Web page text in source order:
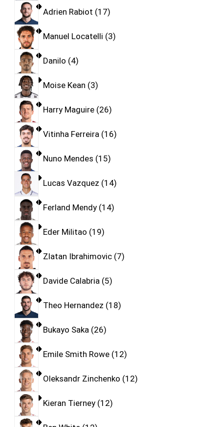
Adrien Rabiot 17
Manuel Locatelli 3
Danilo 4
Moise Kean 3
Harry Maguire 26
Vitinha Ferreira 16
Nuno Mendes 15
Lucas Vazquez 14
Ferland Mendy 14
Eder Militao 19
Zlatan Ibrahimovic 7
Davide Calabria 5
Theo Hernandez 18
Bukayo Saka 26
Emile Smith Rowe 12
Oleksandr Zinchenko 12
Kieran Tierney 12